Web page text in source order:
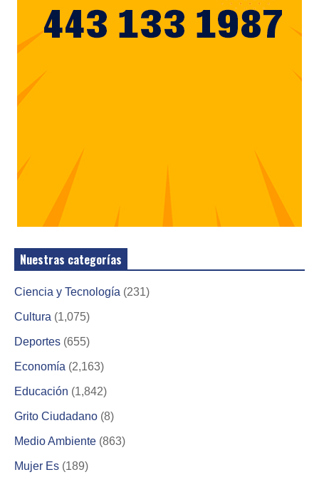
Nuestras categorías
Ciencia y Tecnología (231)
Cultura (1,075)
Deportes (655)
Economía (2,163)
Educación (1,842)
Grito Ciudadano (8)
Medio Ambiente (863)
Mujer Es (189)